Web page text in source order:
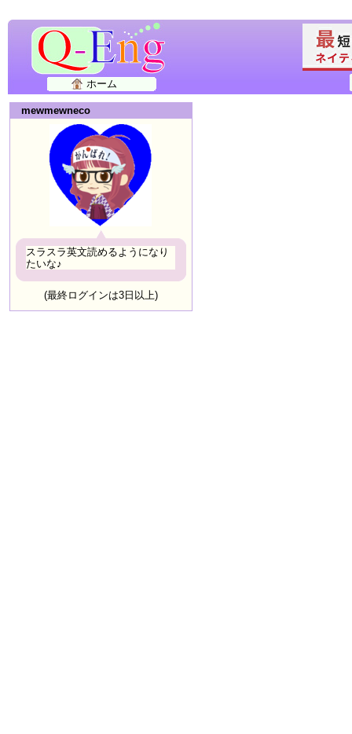
ホーム
mewmewneco
スラスラ英文読めるようになり
たいな♪
(最終ログインは3日以上)